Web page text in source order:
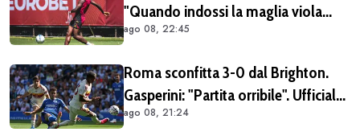
"Quando indossi la maglia viola
diventi parte della famiglia. Era
VIDEO)
ago 08, 22:45
Roma sconfitta 3-0 dal Brighton.
Gasperini: "Partita orribile". Ufficiale
il rinnovo di Pellegrini
ago 08, 21:24